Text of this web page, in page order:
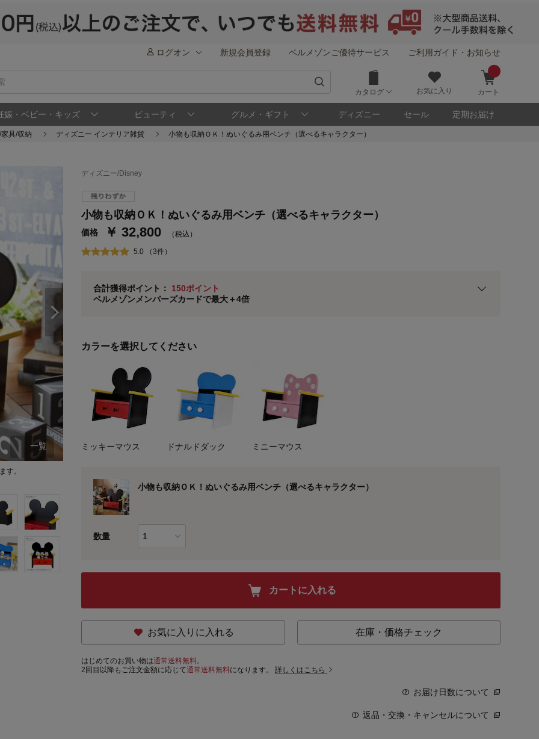
ログオン 新規会員登録 ベルメゾンご優待サービス ご利用ガイド・お知らせ
カタログ お気に入り カート
娠・ベビー・キッズ ビューティ グルメ・ギフト ディズニー セール 定期お届け
具/収納 ディズニー インテリア雑貨 小物も収納ＯＫ！ぬいぐるみ用ベンチ（選べるキャラクター）
す。
一覧
ディズニー/Disney
小物も収納ＯＫ！ぬいぐるみ用ベンチ（選べるキャラクター）
価格 ￥ 32,800 （税込）
5.0 （3件）
合計獲得ポイント： 150ポイント
ベルメゾンメンバーズカードで最大＋4倍
ステージが上がれば送料無料・返品引取無料！
さらにポイント還元最大16倍！
ベルメゾンご優待サービスについて
通常商品送料無料 返品引取無料（JCBのみ）
※メンバーズカードの加算ポイントはステージ倍率適用前の基本ポイントに対して適用されます。
カラーを選択してください
ミッキーマウス ドナルドダック ミニーマウス
小物も収納ＯＫ！ぬいぐるみ用ベンチ（選べるキャラクター）
数量
カートに入れる
お気に入りに入れる 在庫・価格チェック
はじめてのお買い物は通常送料無料。
2回目以降もご注文金額に応じて通常送料無料になります。詳しくはこちら
お届け日数について
返品・交換・キャンセルについて